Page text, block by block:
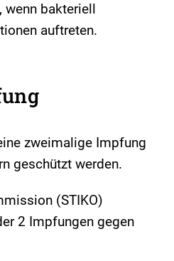
wenn bakteriell
auftreten.
zweimalige Impfung
geschützt werden.
(STIKO)
2 Impfungen gegen